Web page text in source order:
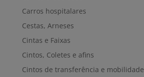
Carros hospitalares
Cestas, Arneses
Cintas e Faixas
Cintos, Coletes e afins
Cintos de transferência e mobilidade